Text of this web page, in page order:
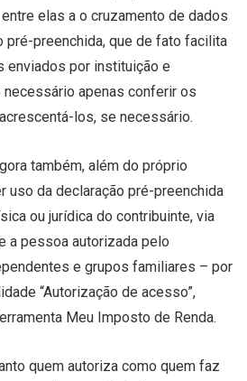
elas a o cruzamento de dados
pré-preenchida, que de fato facilita
enviados por instituição e
apenas conferir os
los, se necessário.
também, além do próprio
uso da declaração pré-preenchida
ou jurídica do contribuinte, via
a pessoa autorizada pelo
e grupos familiares – por
“Autorização de acesso”,
Meu Imposto de Renda.
quem autoriza como quem faz